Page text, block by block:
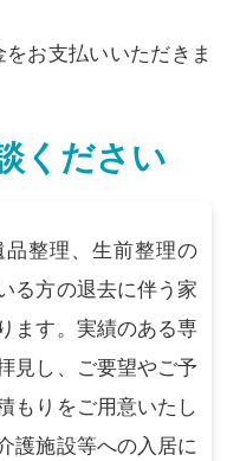
お支払いいただきま
ください
整理、生前整理の
る方の退去に伴う家
ます。実績のある専
見し、ご要望やご予
もりをご用意いたし
護施設等への入居に